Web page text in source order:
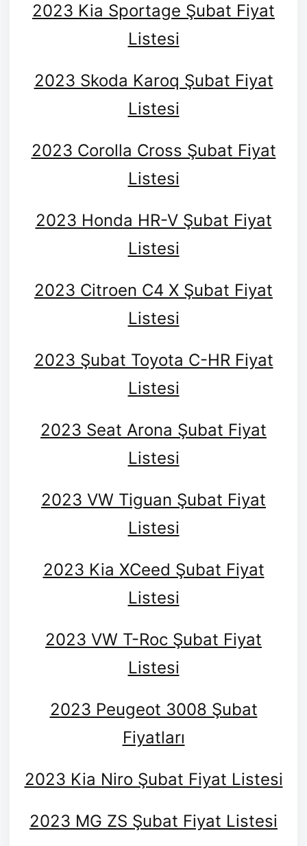
2023 Kia Sportage Şubat Fiyat
Listesi
2023 Skoda Karoq Şubat Fiyat
Listesi
2023 Corolla Cross Şubat Fiyat
Listesi
2023 Honda HR-V Şubat Fiyat
Listesi
2023 Citroen C4 X Şubat Fiyat
Listesi
2023 Şubat Toyota C-HR Fiyat
Listesi
2023 Seat Arona Şubat Fiyat
Listesi
2023 VW Tiguan Şubat Fiyat
Listesi
2023 Kia XCeed Şubat Fiyat
Listesi
2023 VW T-Roc Şubat Fiyat
Listesi
2023 Peugeot 3008 Şubat
Fiyatları
2023 Kia Niro Şubat Fiyat Listesi
2023 MG ZS Şubat Fiyat Listesi